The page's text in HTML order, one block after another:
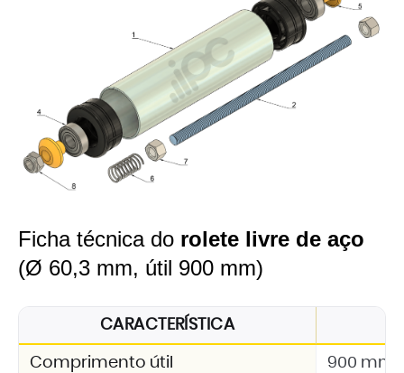
Ficha técnica do rolete livre de aço
(Ø 60,3 mm, útil 900 mm)
CARACTERÍSTICA
Comprimento útil 900 mm